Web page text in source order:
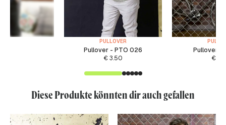
PULLOVER
Pullover - PTO 026
€3.50
Pullover -
€
Diese Produkte könnten dir auch gefallen